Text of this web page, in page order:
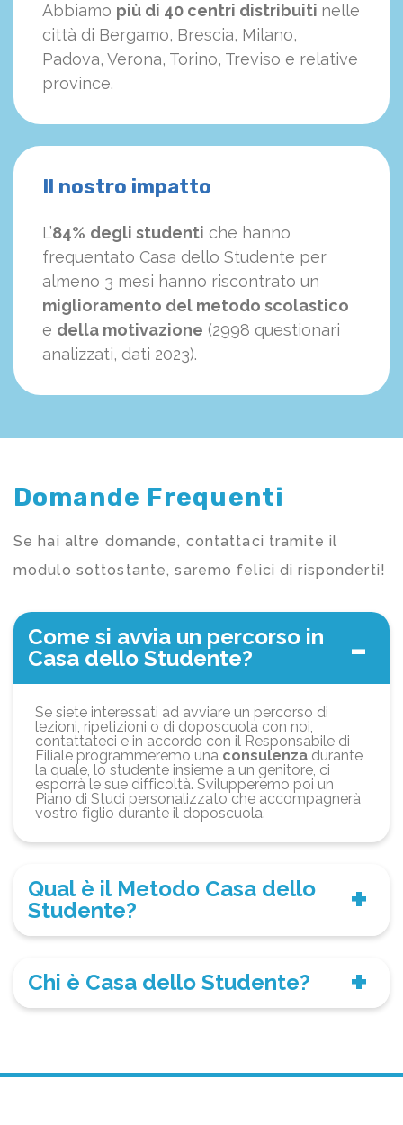
Abbiamo più di 40 centri distribuiti nelle
città di Bergamo, Brescia, Milano,
Padova, Verona, Torino, Treviso e relative
province.
Il nostro impatto
L’84% degli studenti che hanno
frequentato Casa dello Studente per
almeno 3 mesi hanno riscontrato un
miglioramento del metodo scolastico
e della motivazione (2998 questionari
analizzati, dati 2023).
Domande Frequenti
Se hai altre domande, contattaci tramite il
modulo sottostante, saremo felici di risponderti!
Come si avvia un percorso in
Casa dello Studente?
Se siete interessati ad avviare un percorso di
lezioni, ripetizioni o di doposcuola con noi,
contattateci e in accordo con il Responsabile di
Filiale programmeremo una consulenza durante
la quale, lo studente insieme a un genitore, ci
esporrà le sue difficoltà. Svilupperemo poi un
Piano di Studi personalizzato che accompagnerà
vostro figlio durante il doposcuola.
Qual è il Metodo Casa dello
Studente?
Chi è Casa dello Studente?